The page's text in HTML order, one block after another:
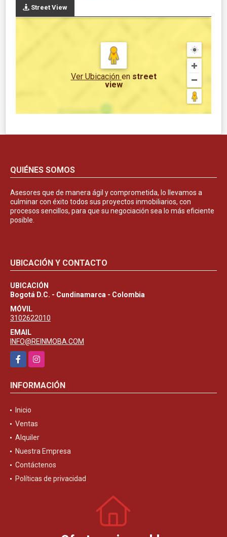
Street View
Ver Ubicación en street
view
QUIÉNES SOMOS
Asesores que de manera ágil y comprometida, lo llevamos a
culminar con éxito todos sus proyectos inmobiliarios, con
procesos sencillos, para que su negociación sea lo más eficiente
posible.
UBICACIÓN Y CONTACTO
UBICACIÓN
Bogotá D.C. - Cundinamarca - Colombia
MÓVIL
3102622010
EMAIL
INFO@REINMOBA.COM
FacebookInstagram
INFORMACIÓN
Inicio
Ventas
Alquiler
Nuestra Empresa
Contáctenos
Políticas de privacidad